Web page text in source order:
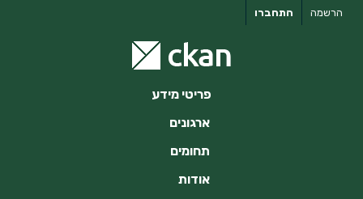
התחברו הרשמה
פריטי מידע
ארגונים
תחומים
אודות